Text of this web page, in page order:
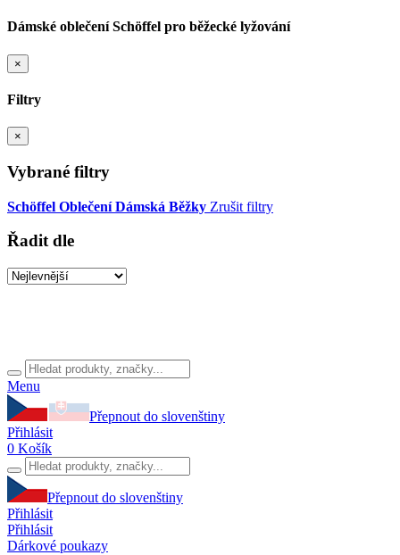
Dámské oblečení Schöffel pro běžecké lyžování
×
Filtry
×
Vybrané filtry
Schöffel Oblečení Dámská Běžky Zrušit filtry
Řadit dle
Menu
Přepnout do slovenštiny
Přihlásit
0 Košík
Přepnout do slovenštiny
Přihlásit
Přihlásit
Dárkové poukazy